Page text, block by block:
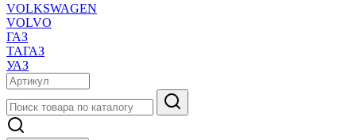
VOLKSWAGEN
VOLVO
ГАЗ
ТАГАЗ
УАЗ